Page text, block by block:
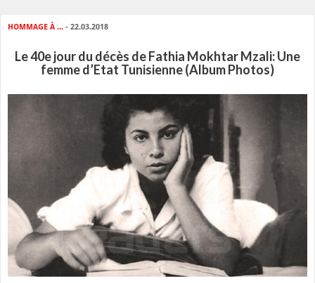
HOMMAGE À ... - 22.03.2018
Le 40e jour du décès de Fathia Mokhtar Mzali: Une
femme d’Etat Tunisienne (Album Photos)